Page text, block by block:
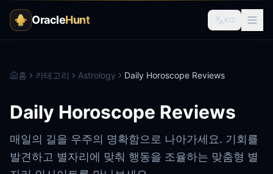
OracleHunt KO
홈 카테고리 Astrology Daily Horoscope Reviews
Daily Horoscope Reviews
매일의 길을 우주의 명확함으로 나아가세요. 기회를
발견하고 별자리에 맞춰 행동을 조율하는 맞춤형 별